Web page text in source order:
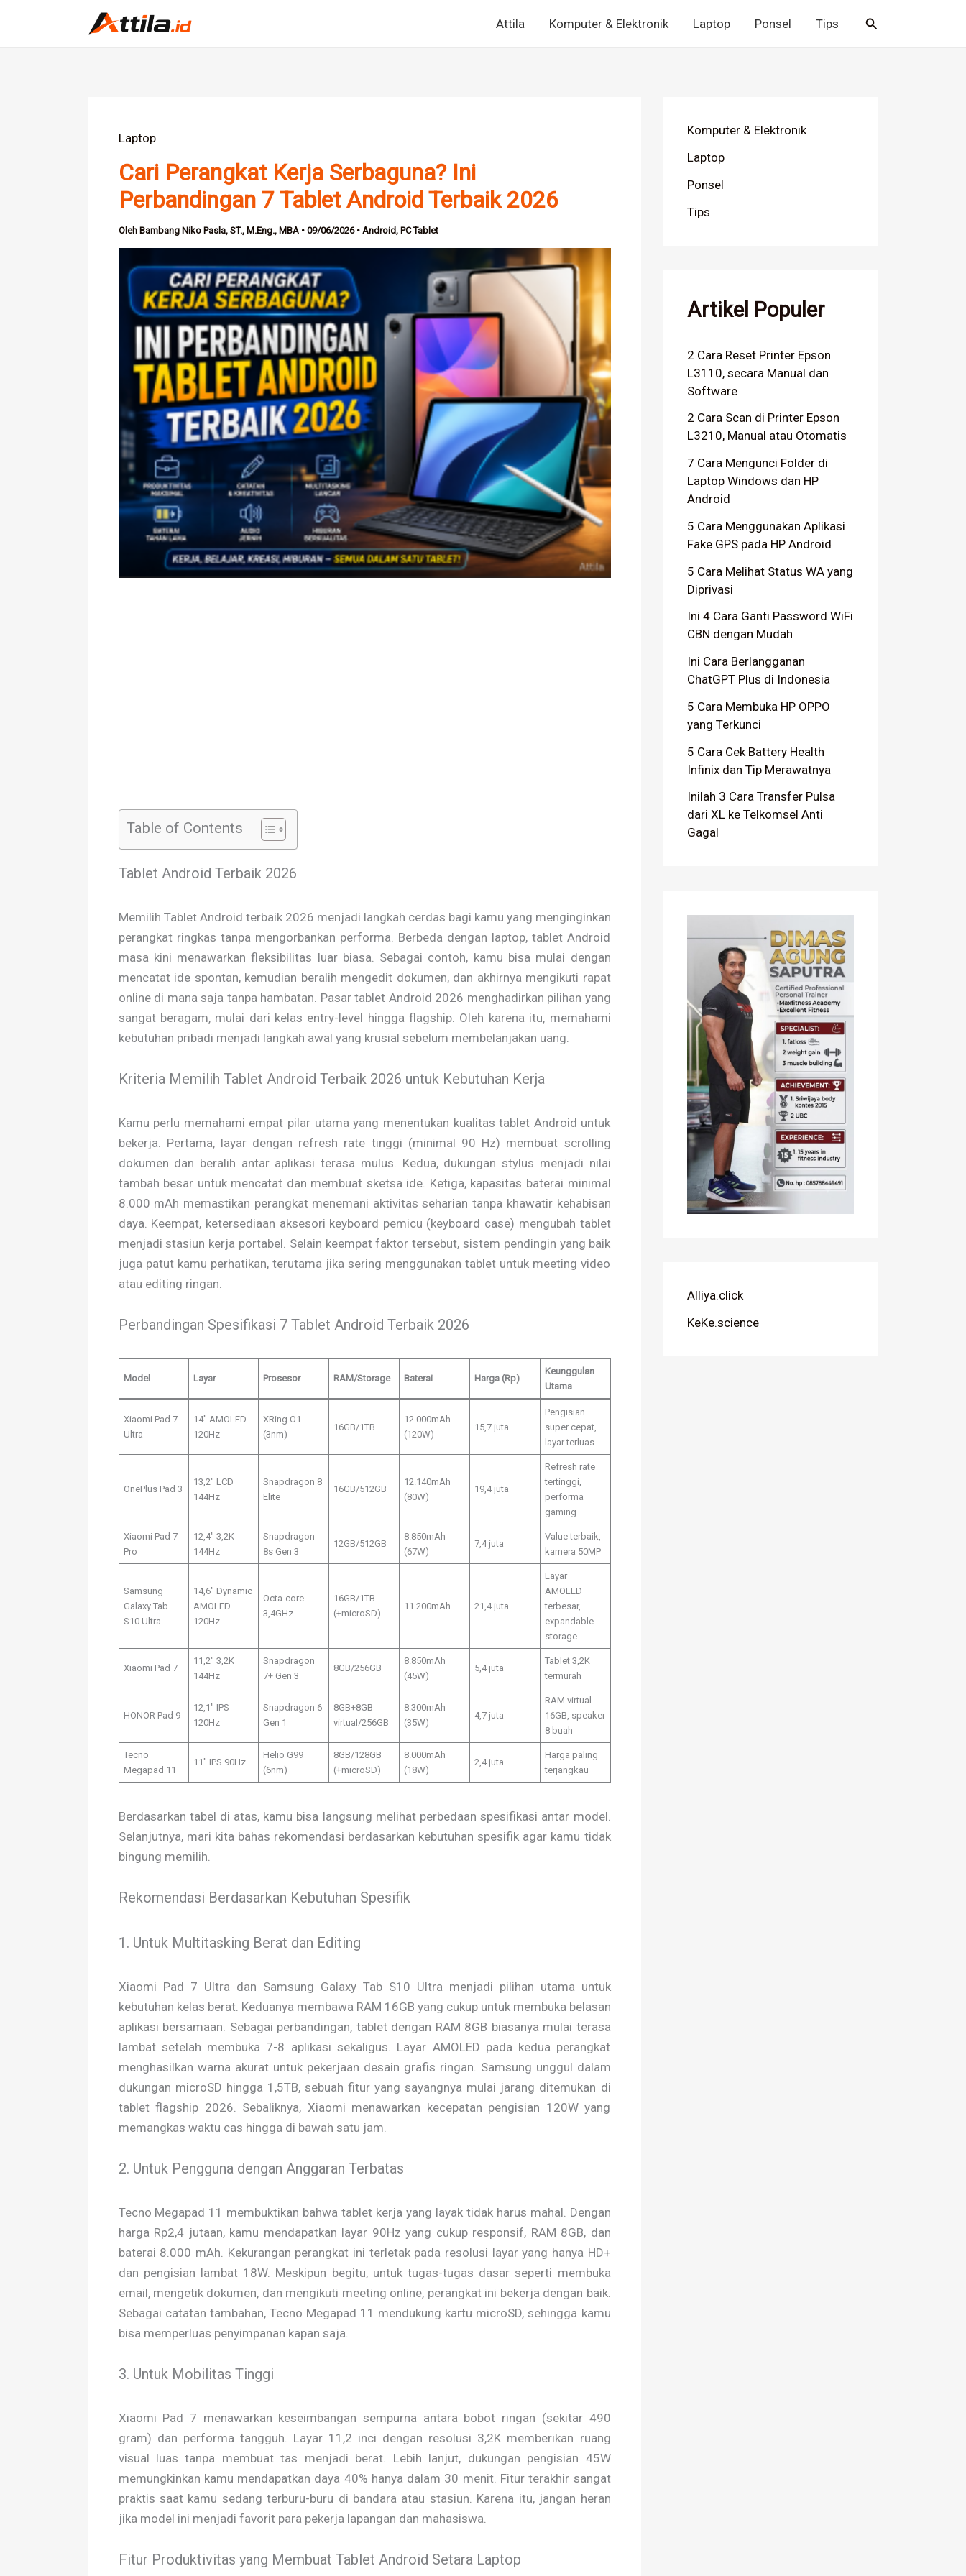
Attila Komputer & Elektronik Laptop Ponsel Tips Cari
Laptop
Cari Perangkat Kerja Serbaguna? Ini
Perbandingan 7 Tablet Android Terbaik 2026
Oleh Bambang Niko Pasla, ST., M.Eng., MBA • 09/06/2026 • Android, PC Tablet
Table of Contents
Tablet Android Terbaik 2026
Memilih Tablet Android terbaik 2026 menjadi langkah cerdas bagi kamu yang menginginkan
perangkat ringkas tanpa mengorbankan performa. Berbeda dengan laptop, tablet Android
masa kini menawarkan fleksibilitas luar biasa. Sebagai contoh, kamu bisa mulai dengan
mencatat ide spontan, kemudian beralih mengedit dokumen, dan akhirnya mengikuti rapat
online di mana saja tanpa hambatan. Pasar tablet Android 2026 menghadirkan pilihan yang
sangat beragam, mulai dari kelas entry-level hingga flagship. Oleh karena itu, memahami
kebutuhan pribadi menjadi langkah awal yang krusial sebelum membelanjakan uang.
Kriteria Memilih Tablet Android Terbaik 2026 untuk Kebutuhan Kerja
Kamu perlu memahami empat pilar utama yang menentukan kualitas tablet Android untuk
bekerja. Pertama, layar dengan refresh rate tinggi (minimal 90 Hz) membuat scrolling
dokumen dan beralih antar aplikasi terasa mulus. Kedua, dukungan stylus menjadi nilai
tambah besar untuk mencatat dan membuat sketsa ide. Ketiga, kapasitas baterai minimal
8.000 mAh memastikan perangkat menemani aktivitas seharian tanpa khawatir kehabisan
daya. Keempat, ketersediaan aksesori keyboard pemicu (keyboard case) mengubah tablet
menjadi stasiun kerja portabel. Selain keempat faktor tersebut, sistem pendingin yang baik
juga patut kamu perhatikan, terutama jika sering menggunakan tablet untuk meeting video
atau editing ringan.
Perbandingan Spesifikasi 7 Tablet Android Terbaik 2026
Model Layar Prosesor RAM/Storage Baterai Harga (Rp)
Keunggulan
Utama
Xiaomi Pad 7
Ultra
14″ AMOLED
120Hz
XRing O1
(3nm)
16GB/1TB
12.000mAh
(120W)
15,7 juta
Pengisian
super cepat,
layar terluas
OnePlus Pad 3
13,2″ LCD
144Hz
Snapdragon 8
Elite
16GB/512GB
12.140mAh
(80W)
19,4 juta
Refresh rate
tertinggi,
performa
gaming
Xiaomi Pad 7
Pro
12,4″ 3,2K
144Hz
Snapdragon
8s Gen 3
12GB/512GB
8.850mAh
(67W)
7,4 juta
Value terbaik,
kamera 50MP
Samsung
Galaxy Tab
S10 Ultra
14,6″ Dynamic
AMOLED
120Hz
Octa-core
3,4GHz
16GB/1TB
(+microSD)
11.200mAh 21,4 juta
Layar
AMOLED
terbesar,
expandable
storage
Xiaomi Pad 7
11,2″ 3,2K
144Hz
Snapdragon
7+ Gen 3
8GB/256GB
8.850mAh
(45W)
5,4 juta
Tablet 3,2K
termurah
HONOR Pad 9
12,1″ IPS
120Hz
Snapdragon 6
Gen 1
8GB+8GB
virtual/256GB
8.300mAh
(35W)
4,7 juta
RAM virtual
16GB, speaker
8 buah
Tecno
Megapad 11
11″ IPS 90Hz
Helio G99
(6nm)
8GB/128GB
(+microSD)
8.000mAh
(18W)
2,4 juta
Harga paling
terjangkau
Berdasarkan tabel di atas, kamu bisa langsung melihat perbedaan spesifikasi antar model.
Selanjutnya, mari kita bahas rekomendasi berdasarkan kebutuhan spesifik agar kamu tidak
bingung memilih.
Rekomendasi Berdasarkan Kebutuhan Spesifik
1. Untuk Multitasking Berat dan Editing
Xiaomi Pad 7 Ultra dan Samsung Galaxy Tab S10 Ultra menjadi pilihan utama untuk
kebutuhan kelas berat. Keduanya membawa RAM 16GB yang cukup untuk membuka belasan
aplikasi bersamaan. Sebagai perbandingan, tablet dengan RAM 8GB biasanya mulai terasa
lambat setelah membuka 7-8 aplikasi sekaligus. Layar AMOLED pada kedua perangkat
menghasilkan warna akurat untuk pekerjaan desain grafis ringan. Samsung unggul dalam
dukungan microSD hingga 1,5TB, sebuah fitur yang sayangnya mulai jarang ditemukan di
tablet flagship 2026. Sebaliknya, Xiaomi menawarkan kecepatan pengisian 120W yang
memangkas waktu cas hingga di bawah satu jam.
2. Untuk Pengguna dengan Anggaran Terbatas
Tecno Megapad 11 membuktikan bahwa tablet kerja yang layak tidak harus mahal. Dengan
harga Rp2,4 jutaan, kamu mendapatkan layar 90Hz yang cukup responsif, RAM 8GB, dan
baterai 8.000 mAh. Kekurangan perangkat ini terletak pada resolusi layar yang hanya HD+
dan pengisian lambat 18W. Meskipun begitu, untuk tugas-tugas dasar seperti membuka
email, mengetik dokumen, dan mengikuti meeting online, perangkat ini bekerja dengan baik.
Sebagai catatan tambahan, Tecno Megapad 11 mendukung kartu microSD, sehingga kamu
bisa memperluas penyimpanan kapan saja.
3. Untuk Mobilitas Tinggi
Xiaomi Pad 7 menawarkan keseimbangan sempurna antara bobot ringan (sekitar 490
gram) dan performa tangguh. Layar 11,2 inci dengan resolusi 3,2K memberikan ruang
visual luas tanpa membuat tas menjadi berat. Lebih lanjut, dukungan pengisian 45W
memungkinkan kamu mendapatkan daya 40% hanya dalam 30 menit. Fitur terakhir sangat
praktis saat kamu sedang terburu-buru di bandara atau stasiun. Karena itu, jangan heran
jika model ini menjadi favorit para pekerja lapangan dan mahasiswa.
Fitur Produktivitas yang Membuat Tablet Android Setara Laptop
Komputer & Elektronik
Laptop
Ponsel
Tips
Artikel Populer
2 Cara Reset Printer Epson
L3110, secara Manual dan
Software
2 Cara Scan di Printer Epson
L3210, Manual atau Otomatis
7 Cara Mengunci Folder di
Laptop Windows dan HP
Android
5 Cara Menggunakan Aplikasi
Fake GPS pada HP Android
5 Cara Melihat Status WA yang
Diprivasi
Ini 4 Cara Ganti Password WiFi
CBN dengan Mudah
Ini Cara Berlangganan
ChatGPT Plus di Indonesia
5 Cara Membuka HP OPPO
yang Terkunci
5 Cara Cek Battery Health
Infinix dan Tip Merawatnya
Inilah 3 Cara Transfer Pulsa
dari XL ke Telkomsel Anti
Gagal
Alliya.click
KeKe.science